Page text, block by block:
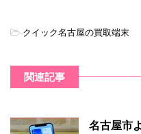
-クイック名古屋の買取端末
関連記事
名古屋市